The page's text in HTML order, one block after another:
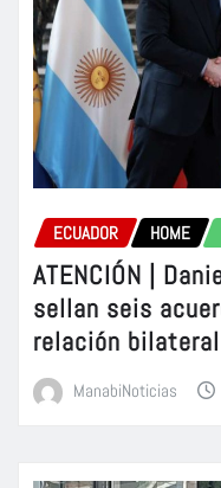
ECUADOR HOME
ATENCIÓN |
sellan seis
relación bilateral
ManabiNoticias